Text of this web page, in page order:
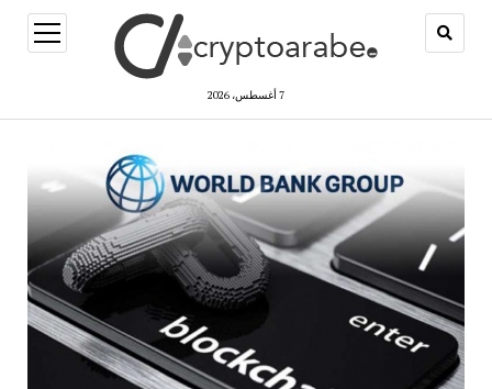
7 أغسطس، 2026
open
menu
عرب